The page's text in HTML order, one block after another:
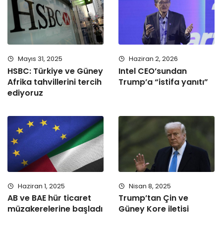
Mayıs 31, 2025
HSBC: Türkiye ve Güney
Afrika tahvillerini tercih
ediyoruz
Haziran 2, 2026
Intel CEO’sundan
Trump’a “istifa yanıtı”
Haziran 1, 2025
AB ve BAE hür ticaret
müzakerelerine başladı
Nisan 8, 2025
Trump’tan Çin ve
Güney Kore iletisi